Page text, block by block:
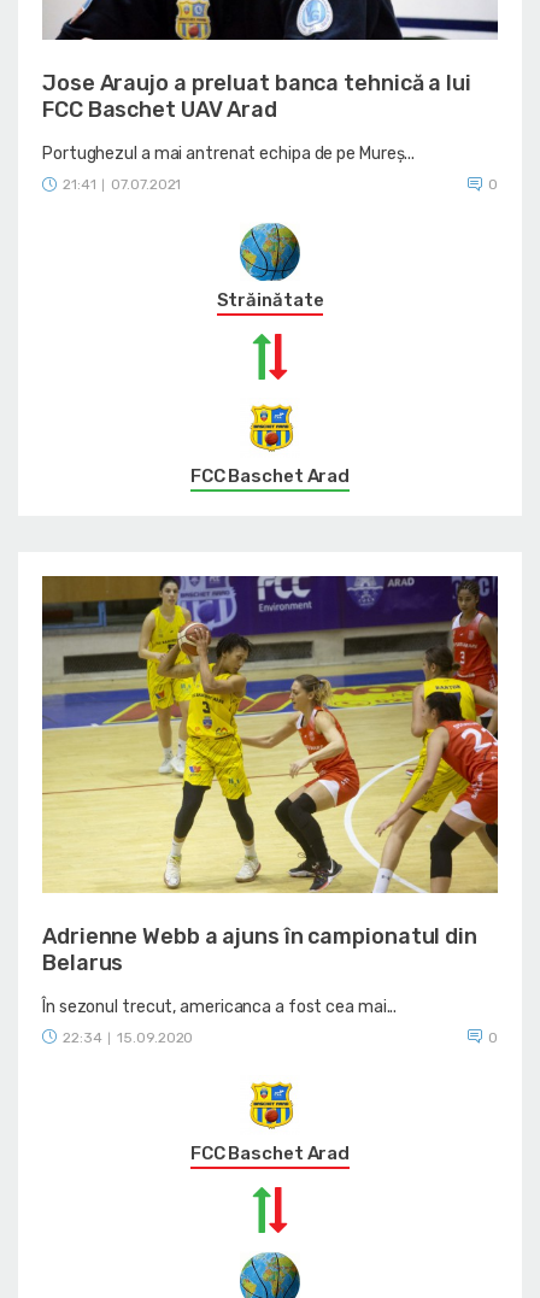
Jose Araujo a preluat banca tehnică a lui
FCC Baschet UAV Arad
Portughezul a mai antrenat echipa de pe Mureș...
21:41 07.07.2021 0
Străinătate
FCC Baschet Arad
Adrienne Webb a ajuns în campionatul din
Belarus
În sezonul trecut, americanca a fost cea mai...
22:34 15.09.2020 0
FCC Baschet Arad